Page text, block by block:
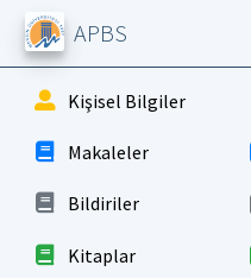
APBS
Kişisel Bilgiler
Makaleler
Bildiriler
Kitaplar